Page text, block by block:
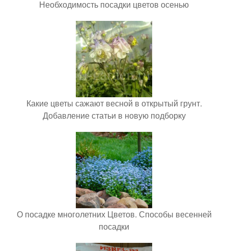
Необходимость посадки цветов осенью
Какие цветы сажают весной в открытый грунт.
Добавление статьи в новую подборку
О посадке многолетних Цветов. Способы весенней
посадки